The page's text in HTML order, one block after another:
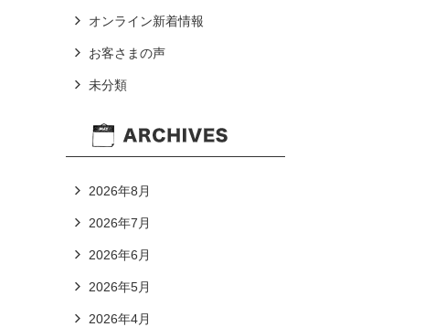
オンライン新着情報
お客さまの声
未分類
2026年8月
2026年7月
2026年6月
2026年5月
2026年4月